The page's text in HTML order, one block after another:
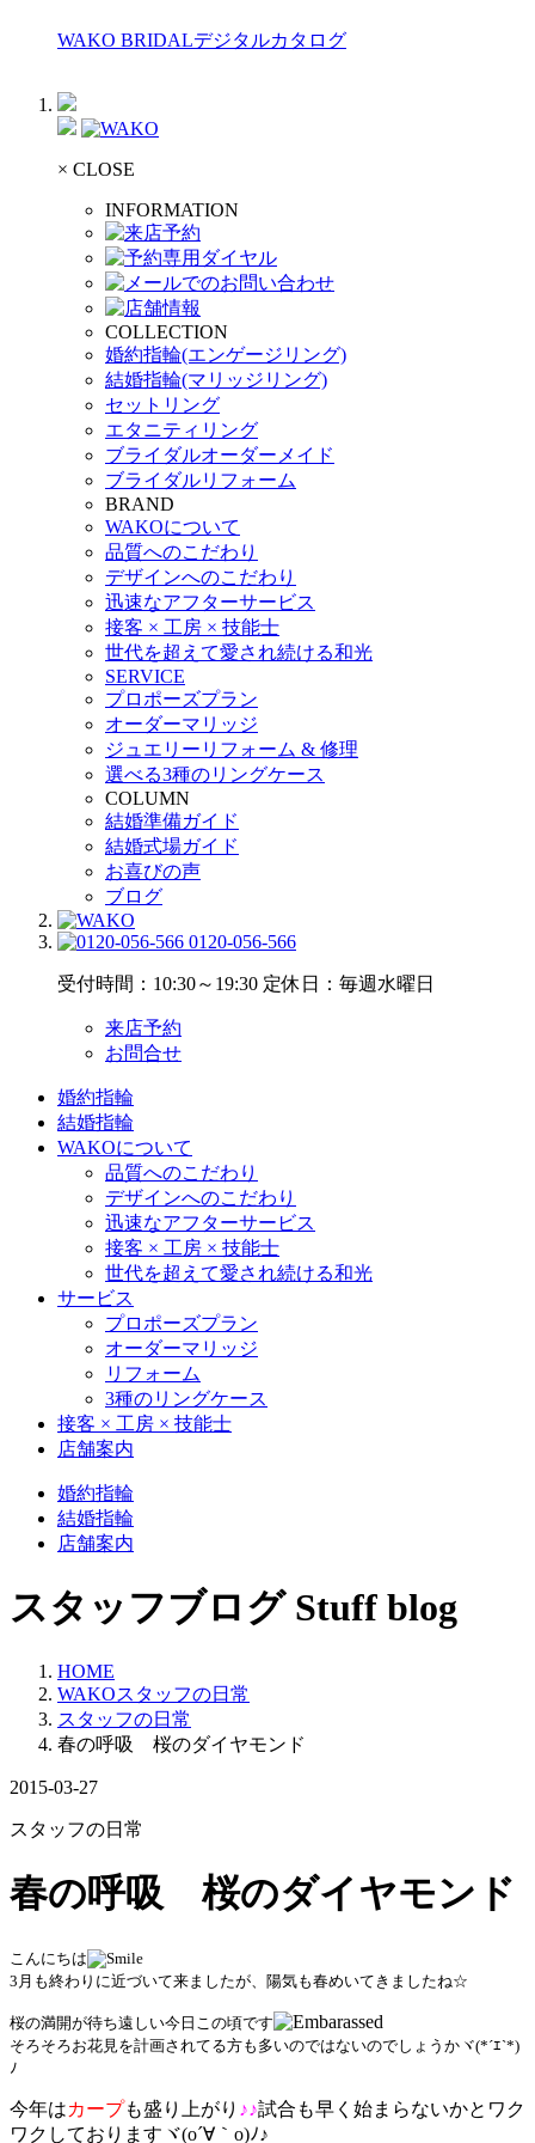
WAKO BRIDALデジタルカタログ
× CLOSE
INFORMATION
COLLECTION
婚約指輪(エンゲージリング)
結婚指輪(マリッジリング)
セットリング
エタニティリング
ブライダルオーダーメイド
ブライダルリフォーム
BRAND
WAKOについて
品質へのこだわり
デザインへのこだわり
迅速なアフターサービス
接客 × 工房 × 技能士
世代を超えて愛され続ける和光
SERVICE
プロポーズプラン
オーダーマリッジ
ジュエリーリフォーム & 修理
選べる3種のリングケース
COLUMN
結婚準備ガイド
結婚式場ガイド
お喜びの声
ブログ
0120-056-566
受付時間：10:30～19:30 定休日：毎週水曜日
来店予約
お問合せ
婚約指輪
結婚指輪
WAKOについて
品質へのこだわり
デザインへのこだわり
迅速なアフターサービス
接客 × 工房 × 技能士
世代を超えて愛され続ける和光
サービス
プロポーズプラン
オーダーマリッジ
リフォーム
3種のリングケース
接客 × 工房 × 技能士
店舗案内
婚約指輪
結婚指輪
店舗案内
スタッフブログStuff blog
HOME
WAKOスタッフの日常
スタッフの日常
春の呼吸 桜のダイヤモンド
2015-03-27
スタッフの日常
春の呼吸 桜のダイヤモンド
こんにちは
3月も終わりに近づいて来ましたが、陽気も春めいてきましたね☆
桜の満開が待ち遠しい今日この頃です
そろそろお花見を計画されてる方も多いのではないのでしょうかヾ(*´ｴ`*)
ﾉ
今年はカープも盛り上がり ♪♪試合も早く始まらないかとワク
ワクしておりますヾ(o´∀｀o)ﾉ♪